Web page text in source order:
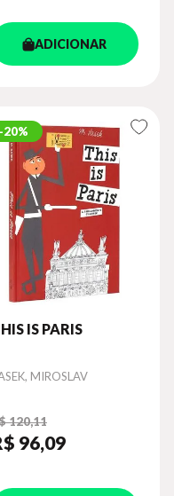
ADICIONAR
20%
IS PARIS
MIROSLAV
120,11
96,09